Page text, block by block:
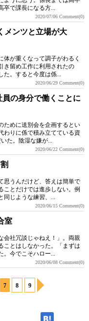
卒で課長になる方...
2020/07/06 Comment(0)
メンツと立場が大
が重くなって調子がわるく
き留め工作に利用されたの
た。すると今度は係...
2020/06/29 Comment(0)
の身分で働くことに
ために送別会を企画するとい
わりに係で積み立てている資
た。陰湿な嫌が...
2020/06/22 Comment(0)
思うんだけど、答えは簡単で
ことだけでは進歩しない。例
同じような練習、...
2020/06/15 Comment(0)
室
会社冗談じゃねえ！」。両親
ことはしなかった。「まずは
。今でこそハロー...
2020/06/08 Comment(0)
7 8 9